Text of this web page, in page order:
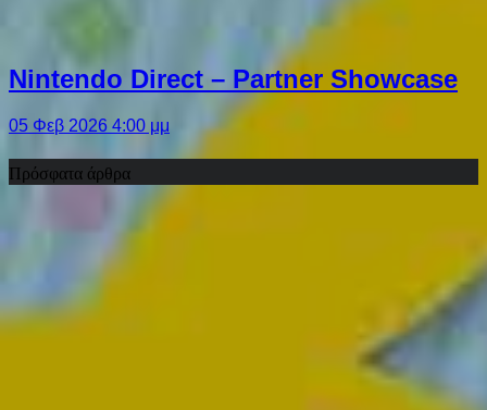
Nintendo Direct – Partner Showcase
05 Φεβ 2026 4:00 μμ
Πρόσφατα άρθρα